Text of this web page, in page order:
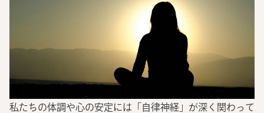
私たちの体調や心の安定には「自律神経」が深く関わって